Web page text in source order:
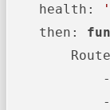
    health:
    then: